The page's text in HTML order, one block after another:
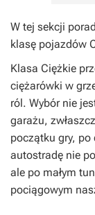
W tej sekcji
klasę pojazdów
Klasa Ciężkie
ciężarówki w
ról. Wybór nie
garażu,
początku gry,
autostradę nie
ale po małym
pociągowym